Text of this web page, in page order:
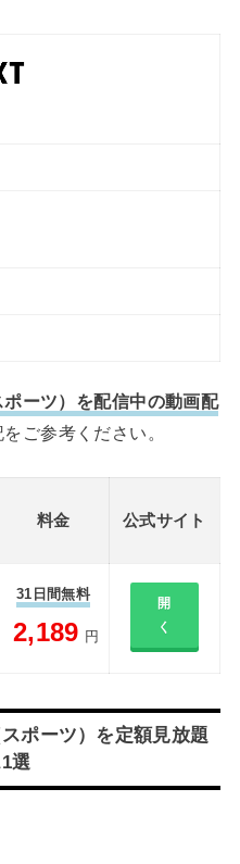
ーツ）を配信中の動画配
ご参考ください。
料金 公式サイト
31日間無料
2,189 円
開
く
ポーツ）を定額見放題
選